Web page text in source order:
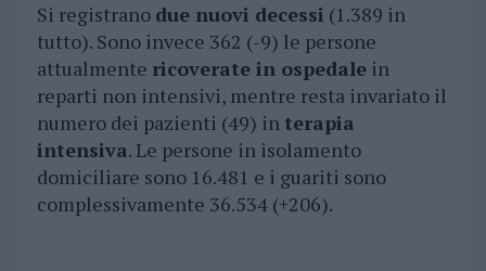
Si registrano due nuovi decessi (1.389 in
tutto). Sono invece 362 (-9) le persone
attualmente ricoverate in ospedalein
reparti non intensivi, mentre resta invariato il
numero dei pazienti (49) in terapia
intensiva. Le persone in isolamento
domiciliare sono 16.481 e i guariti sono
complessivamente 36.534 (+206).